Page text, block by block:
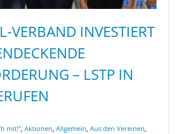
VERBAND INVESTIERT
– LSTP IN
mit!", Aktionen, Allgemein, Aus den Vereinen,